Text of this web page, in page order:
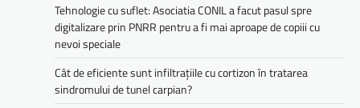
Tehnologie cu suflet: Asociatia CONIL a facut pasul spre
digitalizare prin PNRR pentru a fi mai aproape de copiii cu
nevoi speciale
Cât de eficiente sunt infiltrațiile cu cortizon în tratarea
sindromului de tunel carpian?